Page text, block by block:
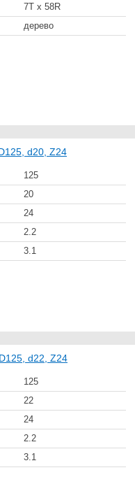
7Т x 58R
дерево
d20, Z24
125
20
24
2.2
3.1
d22, Z24
125
22
24
2.2
3.1